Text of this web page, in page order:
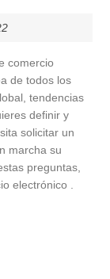
comercio
de todos los
tendencias
definir y
solicitar un
marcha su
preguntas,
electrónico .